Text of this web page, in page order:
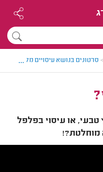
> סרטונים בנושא עיסויים מקצועיים
...
טבעי, או עיסוי בפלפל
מוחלטת?!